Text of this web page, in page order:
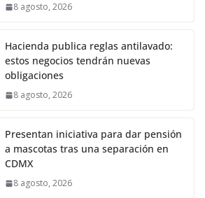
8 agosto, 2026
Hacienda publica reglas antilavado:
estos negocios tendrán nuevas
obligaciones
8 agosto, 2026
Presentan iniciativa para dar pensión
a mascotas tras una separación en
CDMX
8 agosto, 2026